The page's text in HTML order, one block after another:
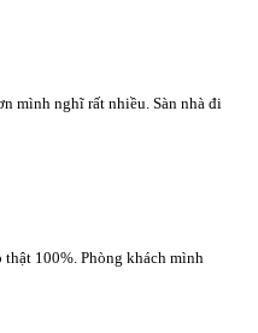
mình nghĩ rất nhiều. Sàn nhà đi
100%. Phòng khách mình